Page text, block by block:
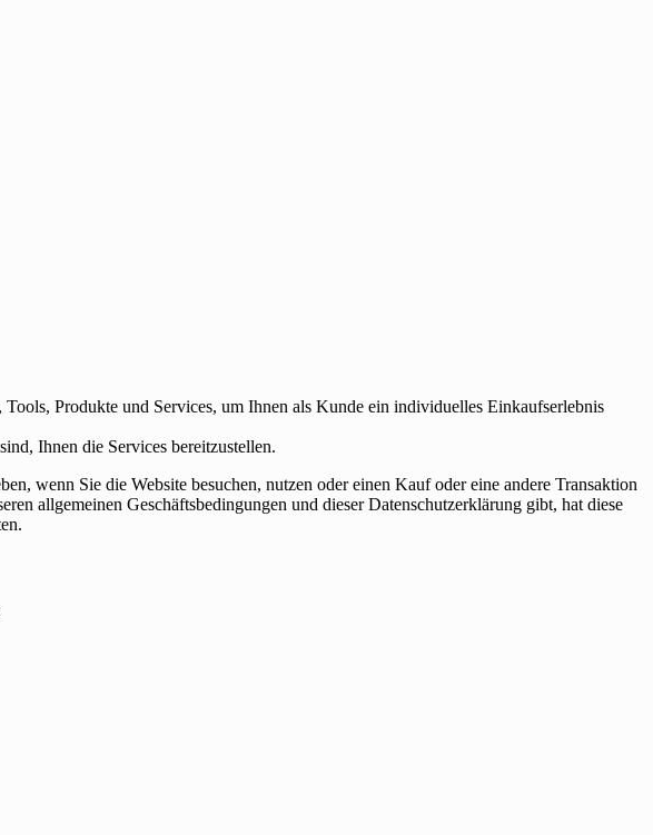
Produkte und Services, um Ihnen als Kunde ein individuelles Einkaufserlebnis
Ihnen die Services bereitzustellen.
wenn Sie die Website besuchen, nutzen oder einen Kauf oder eine andere Transaktion
allgemeinen Geschäftsbedingungen und dieser Datenschutzerklärung gibt, hat diese